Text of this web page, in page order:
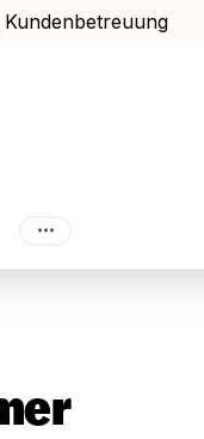
Kundenbetreuung